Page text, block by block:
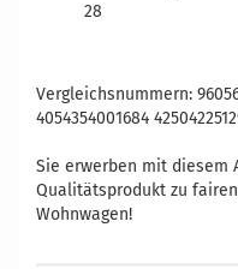
28
Vergleichsnummern:
4054354001684
Sie erwerben mit diesem
Qualitätsprodukt zu
Wohnwagen!